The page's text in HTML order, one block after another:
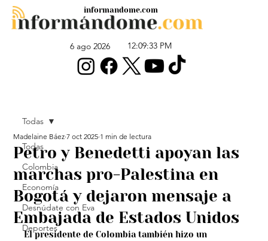
6 ago 2026 12:09:33 PM
informandome.com
Todas
Colombia
Economía
Desnúdate con Eva
Deportes
Todas
Petro y Benedetti apoyan las
marchas pro-Palestina en
Bogotá y dejaron mensaje a
Embajada de Estados Unidos
Madelaine Báez 7 oct 2025 1 min de lectura
El presidente de Colombia también hizo un